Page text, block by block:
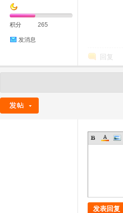
积分 265
发消息
回复
发表回复